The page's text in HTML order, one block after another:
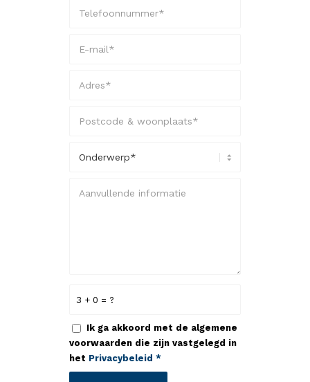
3 + 0 = ?
Ik ga akkoord met de algemene
voorwaarden die zijn vastgelegd in
het Privacybeleid *